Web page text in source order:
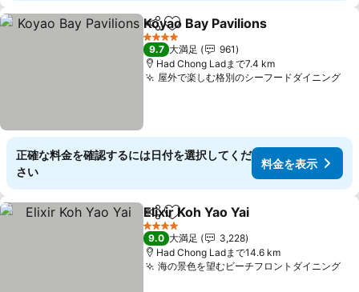
シェアお気に入りに追加
Koyao Bay Pavilions
4 ホテルのランク
9.7 大満足
961
Had Chong Ladまで7.4 km
屋外で楽しむ格別のシーフードダイニング
正確な料金を確認するには日付を選択してくだ
さい
料金を表示
シェアお気に入りに追加
Elixir Koh Yao Yai
4 ホテルのランク
9.0 大満足
3,228
Had Chong Ladまで14.6 km
海の景色を望むビーチフロントダイニング